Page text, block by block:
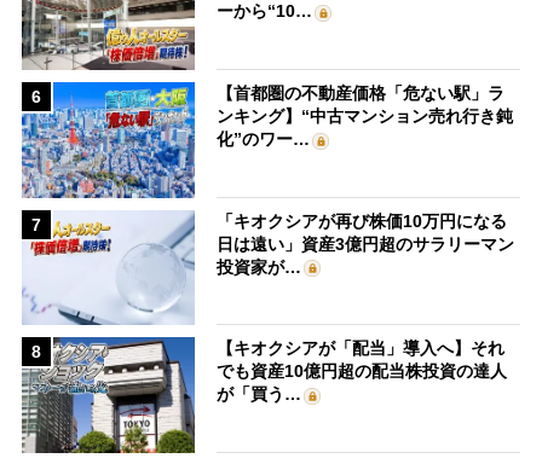
ーから“10…
6
【首都圏の不動産価格「危ない駅」ラ
ンキング】“中古マンション売れ行き鈍
化”のワー…
7
「キオクシアが再び株価10万円になる
日は遠い」資産3億円超のサラリーマン
投資家が…
8
【キオクシアが「配当」導入へ】それ
でも資産10億円超の配当株投資の達人
が「買う…